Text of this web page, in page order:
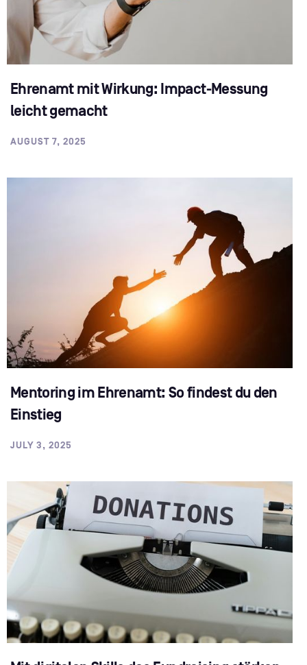
Ehrenamt mit Wirkung: Impact-Messung
leicht gemacht
AUGUST 7, 2025
Mentoring im Ehrenamt: So findest du den
Einstieg
JULY 3, 2025